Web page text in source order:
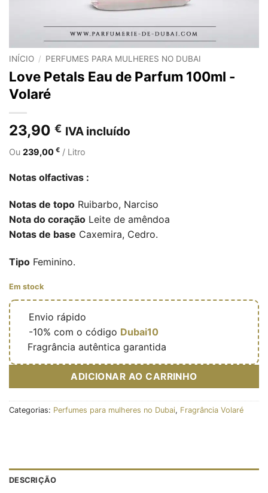
INÍCIO / PERFUMES PARA MULHERES NO DUBAI
Love Petals Eau de Parfum 100ml -
Volaré
23,90 € IVA incluído
Ou 239,00 € / Litro
Notas olfactivas :
Notas de topo Ruibarbo, Narciso
Nota do coração Leite de amêndoa
Notas de base Caxemira, Cedro.
Tipo Feminino.
Em stock
Envio rápido
-10% com o código Dubai10
Fragrância autêntica garantida
ADICIONAR AO CARRINHO
Categorias: Perfumes para mulheres no Dubai, Fragrância Volaré
DESCRIÇÃO